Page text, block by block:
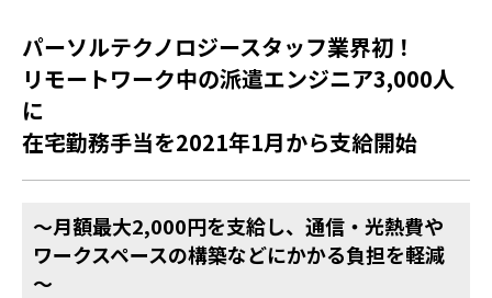
パーソルテクノロジースタッフ業界初！
リモートワーク中の派遣エンジニア3,000人
に
在宅勤務手当を2021年1月から支給開始
～月額最大2,000円を支給し、通信・光熱費や
ワークスペースの構築などにかかる負担を軽減
～